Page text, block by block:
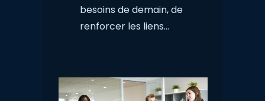
besoins de demain, de
renforcer les liens…